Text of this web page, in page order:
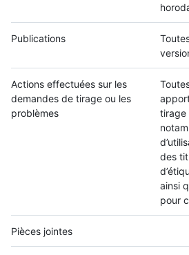
Publications
Actions effectuées sur les
demandes de tirage ou les
problèmes
tirage
des
ainsi
pour
Pièces jointes